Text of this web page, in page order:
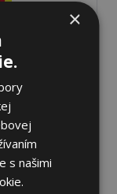
ALL
H
naskladnenie
×
s našimi